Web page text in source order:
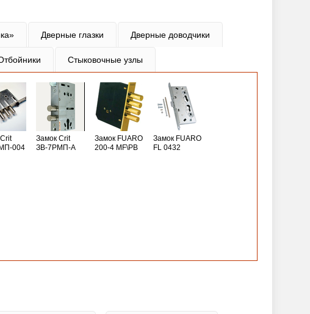
Дверные глазки Дверные доводчики
Стыковочные узлы
004
Замок Crit
ЗВ-7РМП-А
Замок FUARO
200-4 MF\РВ
Замок FUARO
FL 0432